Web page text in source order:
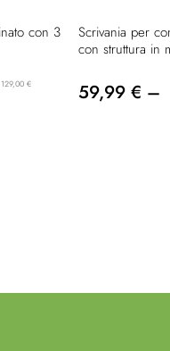
con 3
€
Scrivania per
con struttura in
59,99 € –